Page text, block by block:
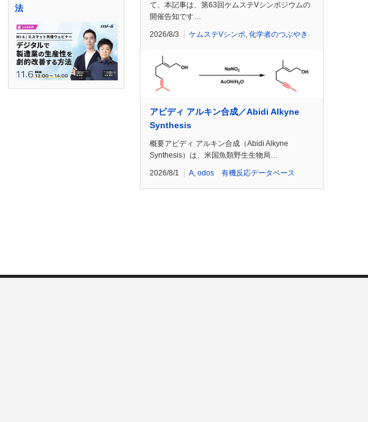
法
て、本記事は、第63回ケムステVシンポジウムの
開催告知です…
2026/8/3 ケムステVシンポ, 化学者のつぶやき
アビディ アルキン合成／Abidi Alkyne
Synthesis
概要アビディ アルキン合成（Abidi Alkyne
Synthesis）は、米国魚類野生生物局…
2026/8/1 A, odos 有機反応データベース